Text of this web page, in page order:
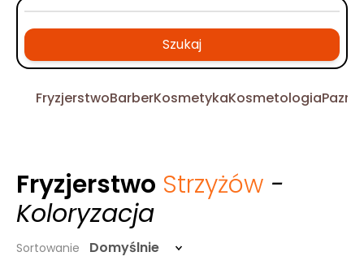
Szukaj
FryzjerstwoBarberKosmetykaKosmetologia
Fryzjerstwo Strzyżów -
Koloryzacja
Sortowanie Domyślnie